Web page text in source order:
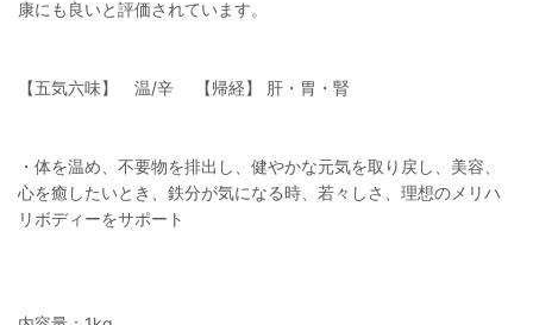
康にも良いと評価されています。
【五気六味】 温/辛 【帰経】 肝・胃・腎
・体を温め、不要物を排出し、健やかな元気を取り戻し、美容、
心を癒したいとき、鉄分が気になる時、若々しさ、理想のメリハ
リボディーをサポート